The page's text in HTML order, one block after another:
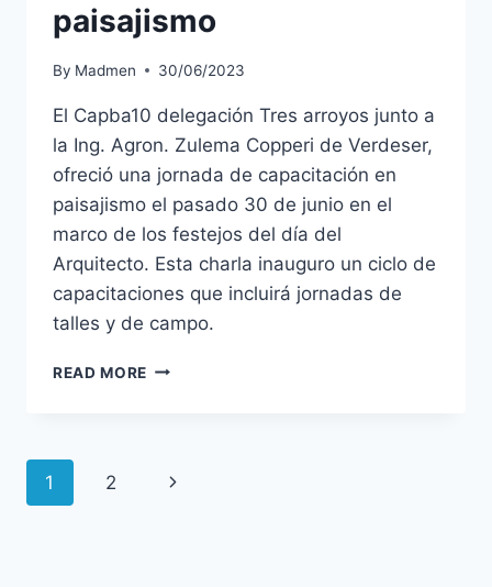
paisajismo
By Madmen 30/06/2023
El Capba10 delegación Tres arroyos junto a
la Ing. Agron. Zulema Copperi de Verdeser,
ofreció una jornada de capacitación en
paisajismo el pasado 30 de junio en el
marco de los festejos del día del
Arquitecto. Esta charla inauguro un ciclo de
capacitaciones que incluirá jornadas de
talles y de campo.
READ MORE
1 2